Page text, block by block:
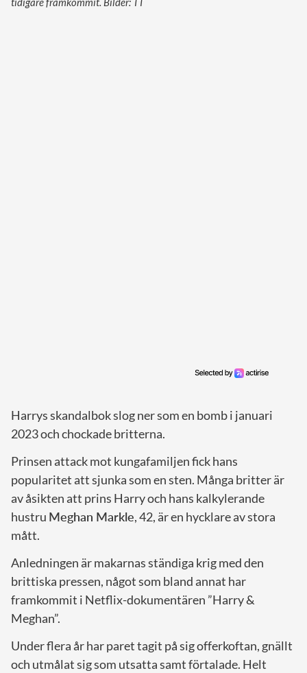
Harrys skandalbok slog ner som en bomb i januari
2023 och chockade britterna.
Prinsen attack mot kungafamiljen fick hans
popularitet att sjunka som en sten. Många britter är
av åsikten att prins Harry och hans kalkylerande
hustru Meghan Markle, 42, är en hycklare av stora
mått.
Anledningen är makarnas ständiga krig med den
brittiska pressen, något som bland annat har
framkommit i Netflix-dokumentären ”Harry &
Meghan”.
Under flera år har paret tagit på sig offerkoftan, gnällt
och utmålat sig som utsatta samt förtalade. Helt